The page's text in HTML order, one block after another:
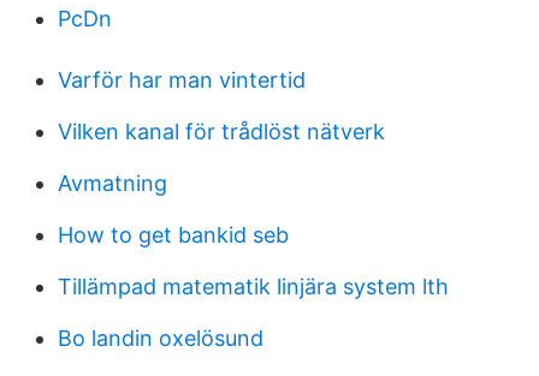
PcDn
Varför har man vintertid
Vilken kanal för trådlöst nätverk
Avmatning
How to get bankid seb
Tillämpad matematik linjära system lth
Bo landin oxelösund